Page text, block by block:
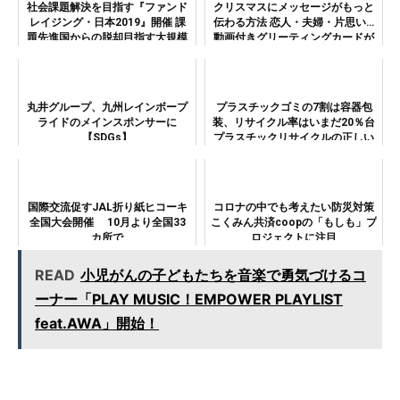
社会課題解決を目指す『ファンド
レイジング・日本2019』開催 課
題先進国からの脱却目指す大規模
クリスマスにメッセージがもっと
伝わる方法 恋人・夫婦・片思い…
動画付きグリーティングカードが
丸井グループ、九州レインボープ
ライドのメインスポンサーに
【SDGs】
プラスチックゴミの7割は容器包
装、リサイクル率はいまだ20％台
プラスチックリサイクルの正しい
国際交流促すJAL折り紙ヒコーキ
全国大会開催 10月より全国33
カ所で
コロナの中でも考えたい防災対策
こくみん共済coopの「もしも」プ
ロジェクトに注目
READ 小児がんの子どもたちを音楽で勇気づけるコ
ーナー「PLAY MUSIC！EMPOWER PLAYLIST
feat.AWA」開始！